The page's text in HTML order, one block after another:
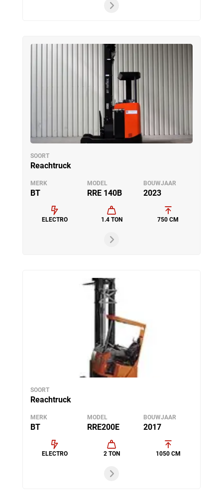
SOORT
Reachtruck
MERK
BT
MODEL
RRE 140B
BOUWJAAR
2023
ELECTRO 1.4 TON 750 CM
SOORT
Reachtruck
MERK
BT
MODEL
RRE200E
BOUWJAAR
2017
ELECTRO 2 TON 1050 CM